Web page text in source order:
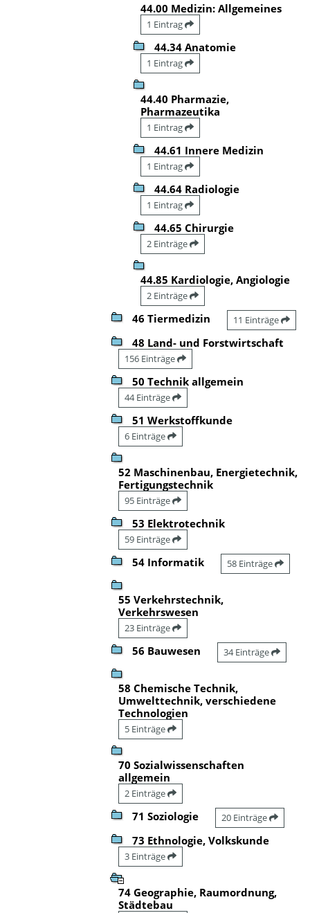
44.00 Medizin: Allgemeines
1 Eintrag
44.34 Anatomie
1 Eintrag
44.40 Pharmazie,
Pharmazeutika
1 Eintrag
44.61 Innere Medizin
1 Eintrag
44.64 Radiologie
1 Eintrag
44.65 Chirurgie
2 Einträge
44.85 Kardiologie, Angiologie
2 Einträge
46 Tiermedizin 11 Einträge
48 Land- und Forstwirtschaft
156 Einträge
50 Technik allgemein
44 Einträge
51 Werkstoffkunde
6 Einträge
52 Maschinenbau, Energietechnik,
Fertigungstechnik
95 Einträge
53 Elektrotechnik
59 Einträge
54 Informatik 58 Einträge
55 Verkehrstechnik,
Verkehrswesen
23 Einträge
56 Bauwesen 34 Einträge
58 Chemische Technik,
Umwelttechnik, verschiedene
Technologien
5 Einträge
70 Sozialwissenschaften
allgemein
2 Einträge
71 Soziologie 20 Einträge
73 Ethnologie, Volkskunde
3 Einträge
74 Geographie, Raumordnung,
Städtebau